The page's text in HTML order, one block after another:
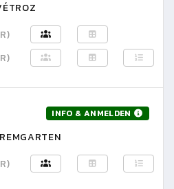
INFO & ANMELDEN